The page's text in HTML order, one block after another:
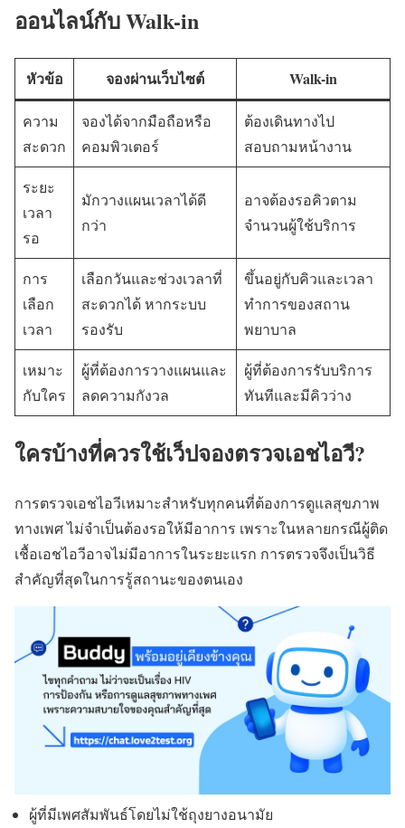
ออนไลน์กับ Walk-in
หัวข้อ จองผ่านเว็บไซต์ Walk-in
ความ
สะดวก
จองได้จากมือถือหรือ
คอมพิวเตอร์
ต้องเดินทางไป
สอบถามหน้างาน
ระยะ
เวลา
รอ
มักวางแผนเวลาได้ดี
กว่า
อาจต้องรอคิวตาม
จำนวนผู้ใช้บริการ
การ
เลือก
เวลา
เลือกวันและช่วงเวลาที่
สะดวกได้ หากระบบ
รองรับ
ขึ้นอยู่กับคิวและเวลา
ทำการของสถาน
พยาบาล
เหมาะ
กับใคร
ผู้ที่ต้องการวางแผนและ
ลดความกังวล
ผู้ที่ต้องการรับบริการ
ทันทีและมีคิวว่าง
ใครบ้างที่ควรใช้เว็ปจองตรวจเอชไอวี?
การตรวจเอชไอวีเหมาะสำหรับทุกคนที่ต้องการดูแลสุขภาพ
ทางเพศ ไม่จำเป็นต้องรอให้มีอาการ เพราะในหลายกรณีผู้ติด
เชื้อเอชไอวีอาจไม่มีอาการในระยะแรก การตรวจจึงเป็นวิธี
สำคัญที่สุดในการรู้สถานะของตนเอง
ผู้ที่มีเพศสัมพันธ์โดยไม่ใช้ถุงยางอนามัย